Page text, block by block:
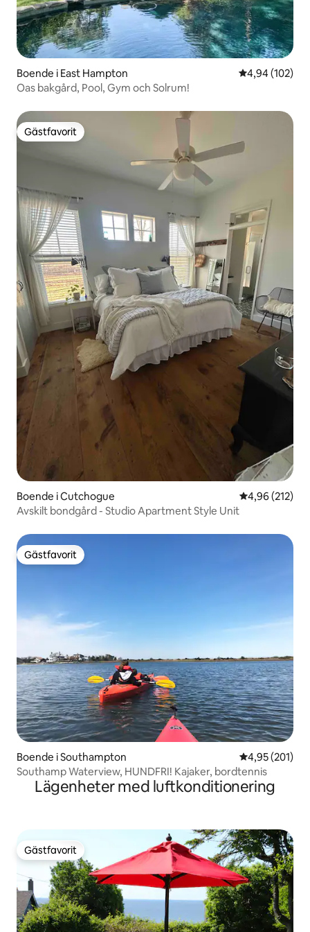
Boende i East Hampton 4,94 av 5 i
4,94 (102)
Oas bakgård, Pool, Gym och Solrum!
Gästfavorit
Gästfavorit
Boende i Cutchogue 4,96 av 5 i
4,96 (212)
Avskilt bondgård - Studio Apartment Style Unit
Gästfavorit
Gästfavorit
Boende i Southampton 4,95 av 5 i
4,95 (201)
Southamp Waterview, HUNDFRI! Kajaker, bordtennis
Lägenheter med luftkonditionering
Gästfavorit
Gästfavorit